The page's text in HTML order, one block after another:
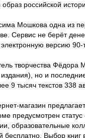
российской
Мошкова одна из
Сервис не берёт
версию
творчества Фёдора
но и
9 тысяч текстов 338
магазин
предусмотрен
образовательные
Выбор